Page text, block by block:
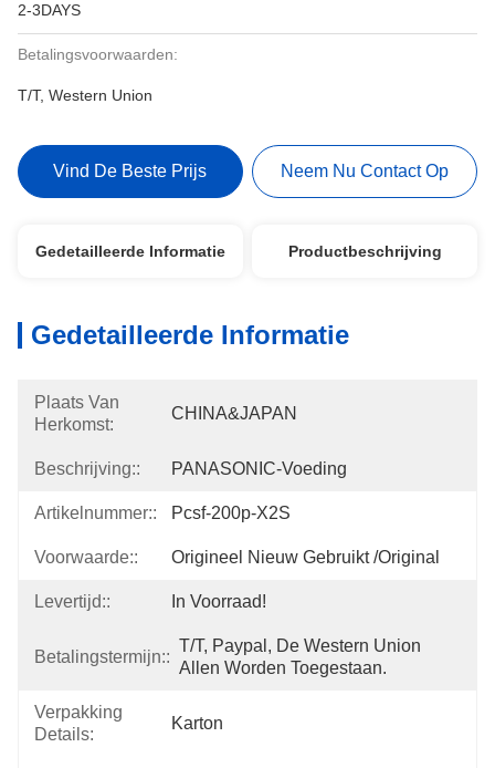
2-3DAYS
Betalingsvoorwaarden:
T/T, Western Union
Vind De Beste Prijs Neem Nu Contact Op
Gedetailleerde Informatie Productbeschrijving
Gedetailleerde Informatie
Plaats Van
Herkomst:
CHINA&JAPAN
Beschrijving:: PANASONIC-Voeding
Artikelnummer:: Pcsf-200p-X2S
Voorwaarde:: Origineel Nieuw Gebruikt /original
Levertijd:: In Voorraad!
Betalingstermijn::
T/T, Paypal, De Western Union
Allen Worden Toegestaan.
Verpakking
Details:
Karton